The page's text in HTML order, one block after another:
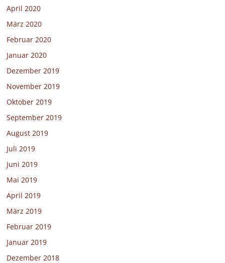
April 2020
März 2020
Februar 2020
Januar 2020
Dezember 2019
November 2019
Oktober 2019
September 2019
August 2019
Juli 2019
Juni 2019
Mai 2019
April 2019
März 2019
Februar 2019
Januar 2019
Dezember 2018